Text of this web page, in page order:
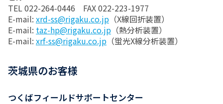
TEL 022-264-0446 FAX 022-223-1977
E-mail: xrd-ss@rigaku.co.jp （X線回折装置）
E-mail: taz-hp@rigaku.co.jp （熱分析装置）
E-mail: xrf-ss@rigaku.co.jp （蛍光X線分析装置）
茨城県のお客様
つくばフィールドサポートセンター